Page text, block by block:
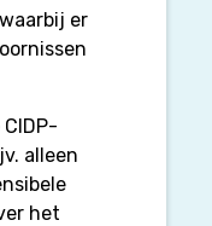
er
alleen
het